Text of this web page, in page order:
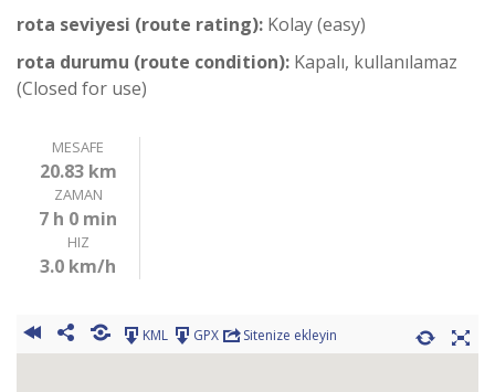
rota seviyesi (route rating): Kolay (easy)
rota durumu (route condition): Kapalı, kullanılamaz
(Closed for use)
MESAFE
20.83 km
ZAMAN
7 h 0 min
HIZ
3.0 km/h
KML GPX Sitenize ekleyin